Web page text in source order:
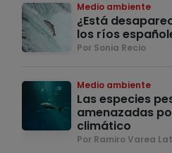
Medio ambiente
¿Está
los ríos
Por Sonia Recio
Medio ambiente
Las especies
amenazadas
climático
Por Ramiro Varea